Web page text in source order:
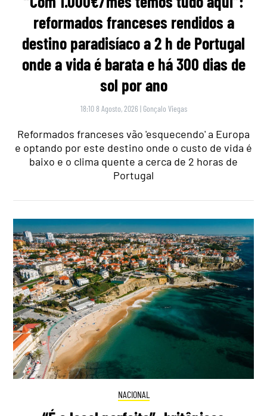
reformados franceses rendidos a
destino paradisíaco a 2 h de Portugal
onde a vida é barata e há 300 dias de
sol por ano
18:10 8 Agosto, 2026 | Gonçalo Viegas
Reformados franceses vão 'esquecendo' a Europa
e optando por este destino onde o custo de vida é
baixo e o clima quente a cerca de 2 horas de
Portugal
NACIONAL